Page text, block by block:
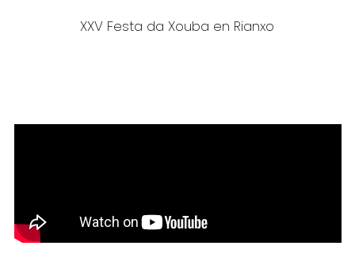
XXV Festa da Xouba en Rianxo